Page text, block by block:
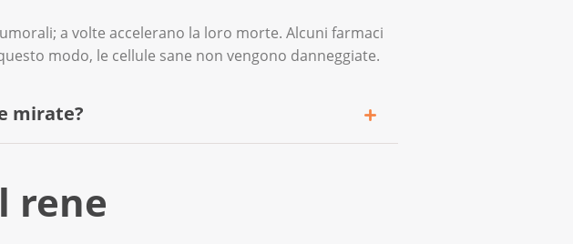
a volte accelerano la loro morte. Alcuni farmaci
modo, le cellule sane non vengono danneggiate.
mirate?
rene